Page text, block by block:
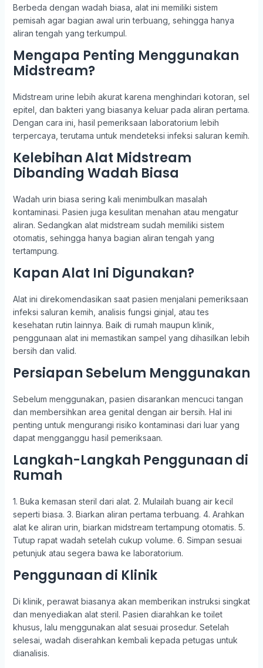
Berbeda dengan wadah biasa, alat ini memiliki sistem
pemisah agar bagian awal urin terbuang, sehingga hanya
aliran tengah yang terkumpul.
Mengapa Penting Menggunakan
Midstream?
Midstream urine lebih akurat karena menghindari kotoran, sel
epitel, dan bakteri yang biasanya keluar pada aliran pertama.
Dengan cara ini, hasil pemeriksaan laboratorium lebih
terpercaya, terutama untuk mendeteksi infeksi saluran kemih.
Kelebihan Alat Midstream
Dibanding Wadah Biasa
Wadah urin biasa sering kali menimbulkan masalah
kontaminasi. Pasien juga kesulitan menahan atau mengatur
aliran. Sedangkan alat midstream sudah memiliki sistem
otomatis, sehingga hanya bagian aliran tengah yang
tertampung.
Kapan Alat Ini Digunakan?
Alat ini direkomendasikan saat pasien menjalani pemeriksaan
infeksi saluran kemih, analisis fungsi ginjal, atau tes
kesehatan rutin lainnya. Baik di rumah maupun klinik,
penggunaan alat ini memastikan sampel yang dihasilkan lebih
bersih dan valid.
Persiapan Sebelum Menggunakan
Sebelum menggunakan, pasien disarankan mencuci tangan
dan membersihkan area genital dengan air bersih. Hal ini
penting untuk mengurangi risiko kontaminasi dari luar yang
dapat mengganggu hasil pemeriksaan.
Langkah-Langkah Penggunaan di
Rumah
1. Buka kemasan steril dari alat. 2. Mulailah buang air kecil
seperti biasa. 3. Biarkan aliran pertama terbuang. 4. Arahkan
alat ke aliran urin, biarkan midstream tertampung otomatis. 5.
Tutup rapat wadah setelah cukup volume. 6. Simpan sesuai
petunjuk atau segera bawa ke laboratorium.
Penggunaan di Klinik
Di klinik, perawat biasanya akan memberikan instruksi singkat
dan menyediakan alat steril. Pasien diarahkan ke toilet
khusus, lalu menggunakan alat sesuai prosedur. Setelah
selesai, wadah diserahkan kembali kepada petugas untuk
dianalisis.